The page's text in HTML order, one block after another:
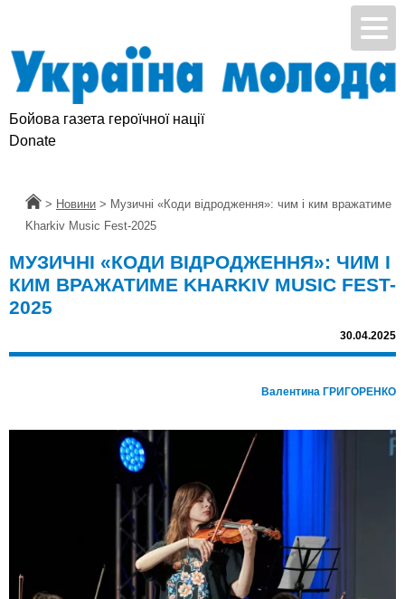
Бойова газета героїчної нації
Donate
Головна
> Новини > Музичні «Коди відродження»: чим і ким вражатиме
Kharkiv Music Fest-2025
МУЗИЧНІ «КОДИ ВІДРОДЖЕННЯ»: ЧИМ І
КИМ ВРАЖАТИМЕ KHARKIV MUSIC FEST-
2025
30.04.2025
Валентина ГРИГОРЕНКО